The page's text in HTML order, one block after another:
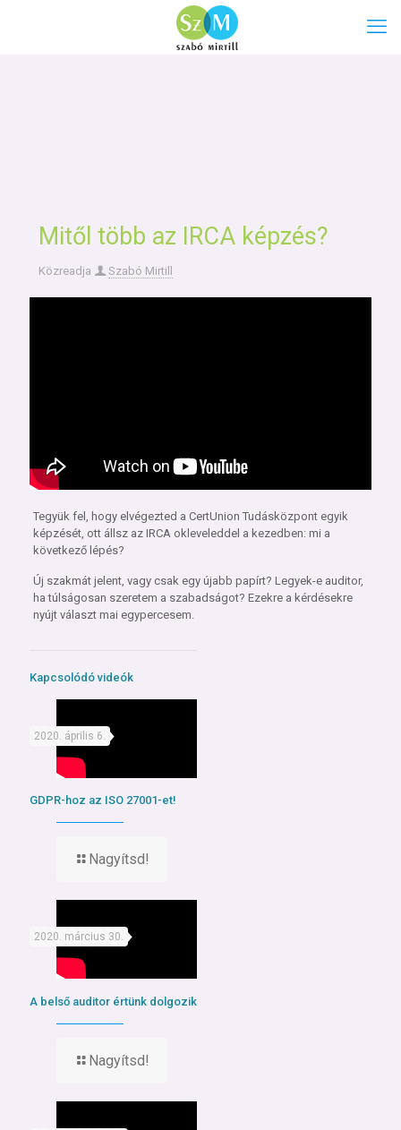
Mitől több az IRCA képzés?
Közreadja Szabó Mirtill
Tegyük fel, hogy elvégezted a CertUnion Tudásközpont egyik
képzését, ott állsz az IRCA okleveleddel a kezedben: mi a
következő lépés?
Új szakmát jelent, vagy csak egy újabb papírt? Legyek-e auditor,
ha túlságosan szeretem a szabadságot? Ezekre a kérdésekre
nyújt választ mai egypercesem.
Kapcsolódó videók
2020. április 6.
GDPR-hoz az ISO 27001-et!
Nagyítsd!
2020. március 30.
A belső auditor értünk dolgozik
Nagyítsd!